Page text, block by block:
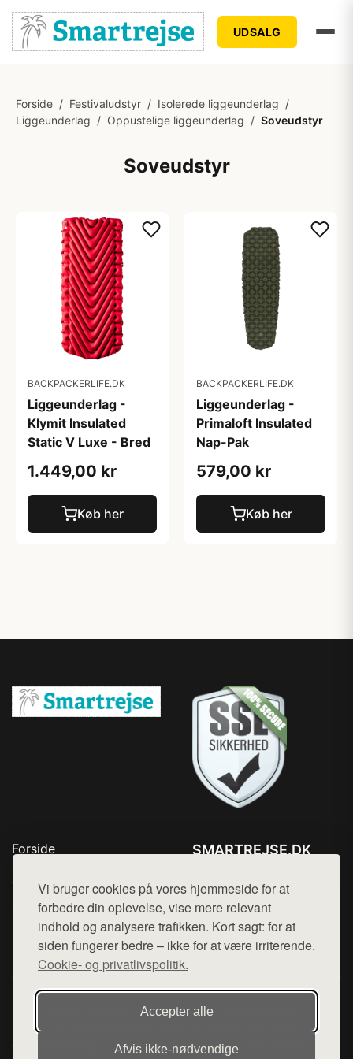
Vi bruger cookies på vores hjemmeside for at
forbedre din oplevelse, vise mere relevant
indhold og analysere trafikken. Kort sagt: for at
siden fungerer bedre – ikke for at være irriterende.
Cookie- og privatlivspolitik.
Accepter alle
Afvis ikke‑nødvendige
UDSALG
Forside / Festivaludstyr / Isolerede liggeunderlag /
Liggeunderlag / Oppustelige liggeunderlag / Soveudstyr
Soveudstyr
BACKPACKERLIFE.DK
Liggeunderlag -
Klymit Insulated
Static V Luxe - Bred
1.449,00 kr
Køb her
BACKPACKERLIFE.DK
Liggeunderlag -
Primaloft Insulated
Nap-Pak
579,00 kr
Køb her
Forside
Top Rabatter
Kontakt
SMARTREJSE.DK
Mail: hej@want.dk
Cookie- og privatlivspolitik
Denne side er en del af want.dk, der udgiver en række
hjemmesider med præsentation af forskellige produkter fra
diverse webshops. Der sælges ikke varer fra denne side - vi